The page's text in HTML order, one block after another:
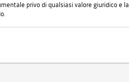
privo di qualsiasi valore giuridico e la